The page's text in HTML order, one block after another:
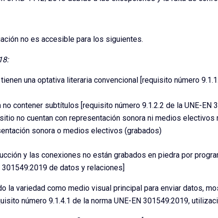
no es accesible para los siguientes.
una optativa literaria convencional [requisito número
contener subtítulos [requisito número 9.1.2.2 de la UNE-
no cuentan con representación sonora ni medios electivos
sonora o medios electivos (grabados)
y las conexiones no están grabados en piedra por
de datos y relaciones]
la variedad como medio visual principal para enviar datos,
número 9.1.4.1 de la norma UNE-EN 301549:2019,